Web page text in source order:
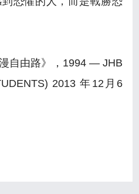
自由路》，1994 — JHB
2013 年12月6